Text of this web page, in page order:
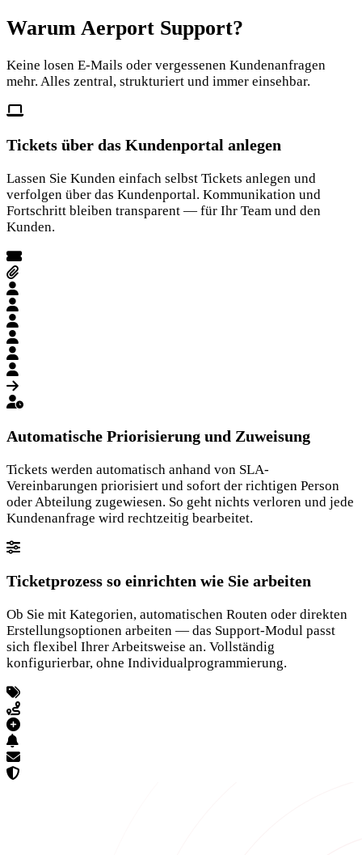
Warum Aerport Support?
Keine losen E-Mails oder vergessenen Kundenanfragen
mehr. Alles zentral, strukturiert und immer einsehbar.
Tickets über das Kundenportal anlegen
Lassen Sie Kunden einfach selbst Tickets anlegen und
verfolgen über das Kundenportal. Kommunikation und
Fortschritt bleiben transparent — für Ihr Team und den
Kunden.
Automatische Priorisierung und Zuweisung
Tickets werden automatisch anhand von SLA-
Vereinbarungen priorisiert und sofort der richtigen Person
oder Abteilung zugewiesen. So geht nichts verloren und jede
Kundenanfrage wird rechtzeitig bearbeitet.
Ticketprozess so einrichten wie Sie arbeiten
Ob Sie mit Kategorien, automatischen Routen oder direkten
Erstellungsoptionen arbeiten — das Support-Modul passt
sich flexibel Ihrer Arbeitsweise an. Vollständig
konfigurierbar, ohne Individualprogrammierung.